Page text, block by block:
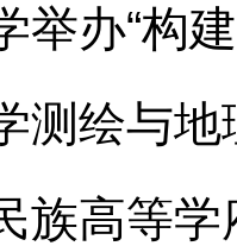
举办“构
测绘与
族高等